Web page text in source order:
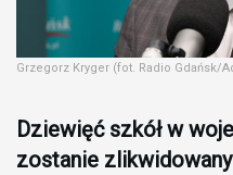
Grzegorz Kryger (fot. Radio Gdańsk/
Dziewięć szkół w
zostanie